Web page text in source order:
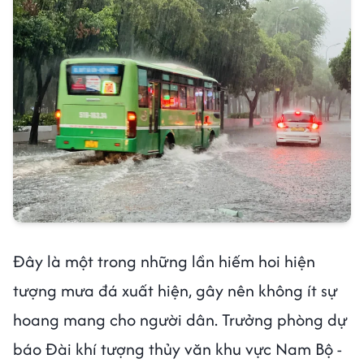
Đây là một trong những lần hiếm hoi hiện
tượng mưa đá xuất hiện, gây nên không ít sự
hoang mang cho người dân. Trưởng phòng dự
báo Đài khí tượng thủy văn khu vực Nam Bộ -